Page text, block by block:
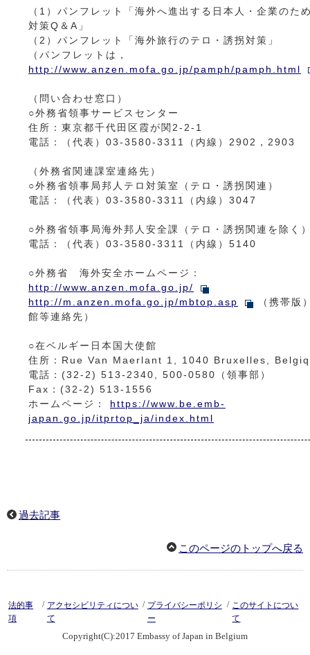
（1）パンフレット「海外へ進出する日本人・企業のた
対策Q＆A」
（2）パンフレット「海外旅行のテロ・誘拐対策」
（パンフレットは，
http://www.anzen.mofa.go.jp/pamph/pamph.html
（問い合わせ窓口）
○外務省領事サービスセンター
住所：東京都千代田区霞が関2-2-1
電話：（代表）03-3580-3311（内線）2902，2903
（外務省関連課室連絡先）
○外務省領事局邦人テロ対策室（テロ・誘拐関連）
電話：（代表）03-3580-3311（内線）3047
○外務省領事局海外邦人安全課（テロ・誘拐関連を除く
電話：（代表）03-3580-3311（内線）5140
○外務省 海外安全ホームページ：
http://www.anzen.mofa.go.jp/
http://m.anzen.mofa.go.jp/mbtop.asp
（携帯版
館等連絡先）
○在ベルギー日本国大使館
住所：Rue Van Maerlant 1, 1040 Bruxelles,
電話：(32-2) 513-2340, 500-0580（領事部）
Fax：(32-2) 513-1556
ホームページ： https://www.be.emb-
japan.go.jp/itprtop_ja/index.html
過去記事
このページのトップへ戻る
法的事
項
/ アクセシビリティについ
て
/ プライバシーポリシ
ー
/ このサイトについ
て
Copyright(C):2017 Embassy of Japan in Belgium